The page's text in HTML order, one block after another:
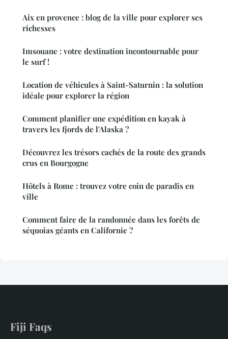
Aix en provence : blog de la ville pour explorer ses
richesses
Imsouane : votre destination incontournable pour
le surf !
Location de véhicules à Saint-Saturnin : la solution
idéale pour explorer la région
Comment planifier une expédition en kayak à
travers les fjords de l'Alaska ?
Découvrez les trésors cachés de la route des grands
crus en Bourgogne
Hôtels à Rome : trouvez votre coin de paradis en
ville
Comment faire de la randonnée dans les forêts de
séquoias géants en Californie ?
Fiji Faqs